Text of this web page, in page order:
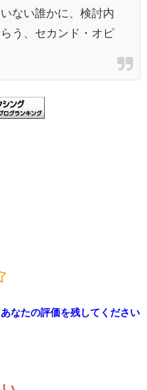
ない誰かに、検討内
う、セカンド・オピ
あなたの評価を残してください